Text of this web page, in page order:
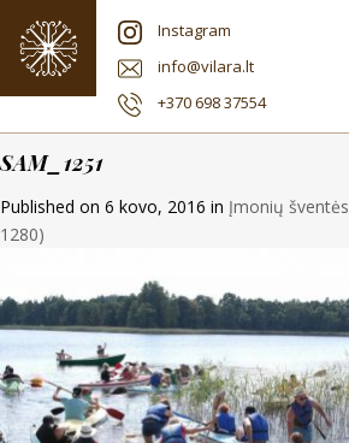
Instagram
info@vilara.lt
+370 698 37554
SAM_1251
Published on 6 kovo, 2016 in Įmonių šventės
1280)